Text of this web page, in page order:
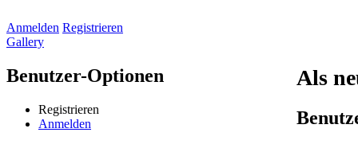
Anmelden Registrieren
Gallery
Benutzer-Optionen
Registrieren
Anmelden
Als